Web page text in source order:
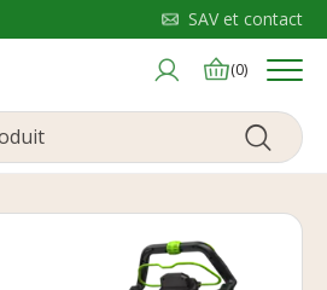
SAV et contact
(0) Menu